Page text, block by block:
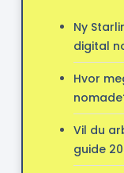
Ny
digital
Hvor
Vil du
guide